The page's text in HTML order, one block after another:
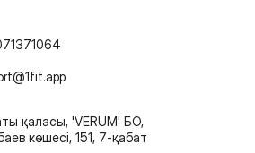
қаласы, 'VERUM' БО,
көшесі, 151, 7-қабат